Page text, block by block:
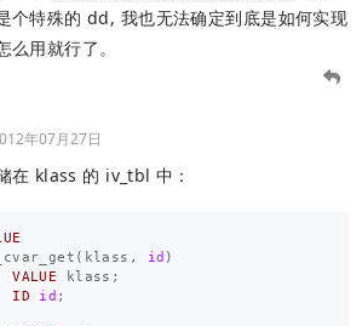
个特殊的 dd, 我也无法确定到底是如何实现
么用就行了。
年07月27日
在 klass 的 iv_tbl 中：
( klass , id )
VALUE klass ;
ID id ;